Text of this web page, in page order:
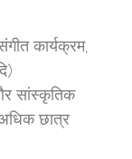
कार्यक्रम,
सांस्कृतिक
छात्र